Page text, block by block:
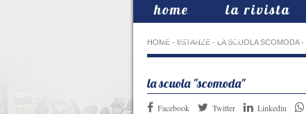
home la rivista
in evidenza
HOME - I/STANZE - LA SCUOLA SCOMODA-
la scuola "scomoda"
Facebook Twitter Linkedin